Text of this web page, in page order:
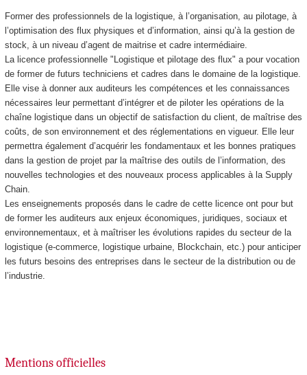
Former des professionnels de la logistique, à l’organisation, au pilotage, à
l’optimisation des flux physiques et d’information, ainsi qu’à la gestion de
stock, à un niveau d’agent de maitrise et cadre intermédiaire.
La licence professionnelle "Logistique et pilotage des flux" a pour vocation
de former de futurs techniciens et cadres dans le domaine de la logistique.
Elle vise à donner aux auditeurs les compétences et les connaissances
nécessaires leur permettant d’intégrer et de piloter les opérations de la
chaîne logistique dans un objectif de satisfaction du client, de maîtrise des
coûts, de son environnement et des réglementations en vigueur. Elle leur
permettra également d’acquérir les fondamentaux et les bonnes pratiques
dans la gestion de projet par la maîtrise des outils de l’information, des
nouvelles technologies et des nouveaux process applicables à la Supply
Chain.
Les enseignements proposés dans le cadre de cette licence ont pour but
de former les auditeurs aux enjeux économiques, juridiques, sociaux et
environnementaux, et à maîtriser les évolutions rapides du secteur de la
logistique (e-commerce, logistique urbaine, Blockchain, etc.) pour anticiper
les futurs besoins des entreprises dans le secteur de la distribution ou de
l’industrie.
Mentions officielles